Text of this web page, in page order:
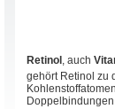
Retinol , auch
gehört Retinol zu